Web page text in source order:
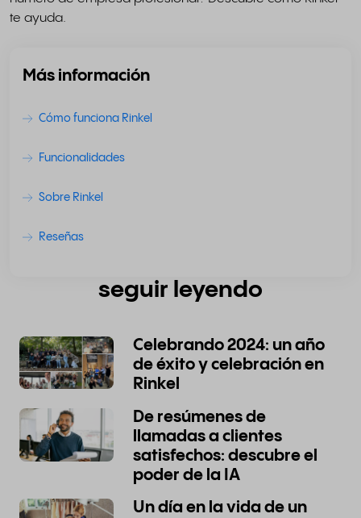
te ayuda.
Más información
Cómo funciona Rinkel
Funcionalidades
Sobre Rinkel
Reseñas
seguir leyendo
Celebrando 2024: un año
de éxito y celebración en
Rinkel
De resúmenes de
llamadas a clientes
satisfechos: descubre el
poder de la IA
Un día en la vida de un